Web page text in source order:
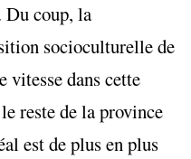
coup, la
socioculturelle de
vitesse dans cette
reste de la province
est de plus en plus